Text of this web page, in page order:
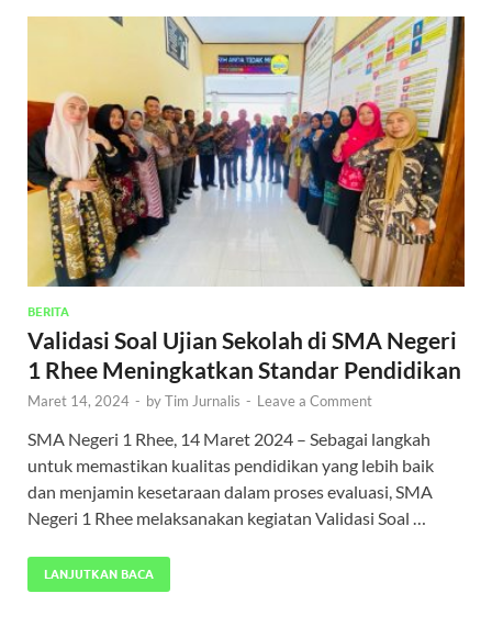
BERITA
Validasi Soal Ujian Sekolah di SMA Negeri
1 Rhee Meningkatkan Standar Pendidikan
Maret 14, 2024 - byTim Jurnalis - Leave a Comment
SMA Negeri 1 Rhee, 14 Maret 2024 – Sebagai langkah
untuk memastikan kualitas pendidikan yang lebih baik
dan menjamin kesetaraan dalam proses evaluasi, SMA
Negeri 1 Rhee melaksanakan kegiatan Validasi Soal …
LANJUTKAN BACA